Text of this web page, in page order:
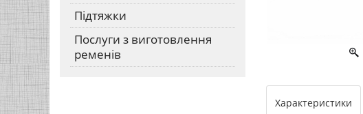
Характеристики
Підтяжки
Послуги з виготовлення
ременів